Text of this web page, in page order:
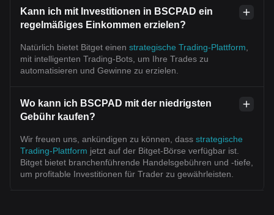
Kann ich mit Investitionen in BSCPAD ein
regelmäßiges Einkommen erzielen?
Natürlich bietet Bitget einen strategische Trading-Plattform
mit intelligenten Trading-Bots, um Ihre Trades zu
automatisieren und Gewinne zu erzielen.
Wo kann ich BSCPAD mit der niedrigsten
Gebühr kaufen?
Wir freuen uns, ankündigen zu können, dass strategische
Trading-Plattform jetzt auf der Bitget-Börse verfügbar ist.
Bitget bietet branchenführende Handelsgebühren und -tiefe,
um profitable Investitionen für Trader zu gewährleisten.